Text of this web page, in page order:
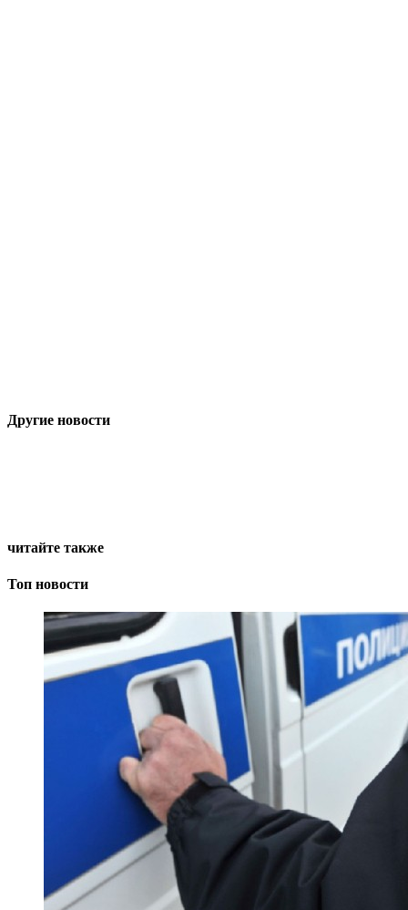
Другие новости
читайте также
Топ новости